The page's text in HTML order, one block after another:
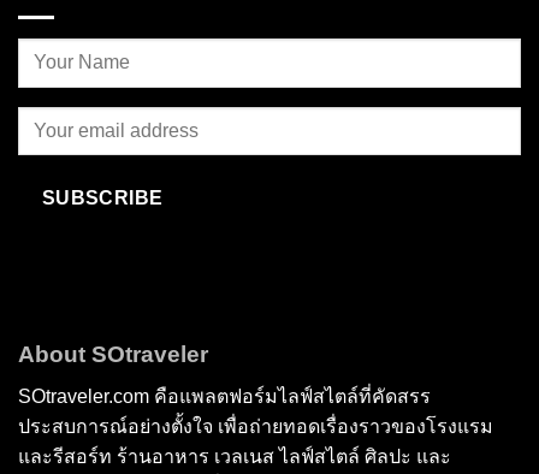
SUBSCRIBE
About SOtraveler
SOtraveler.com คือแพลตฟอร์มไลฟ์สไตล์ที่คัดสรร
ประสบการณ์อย่างตั้งใจ เพื่อถ่ายทอดเรื่องราวของโรงแรม
และรีสอร์ท ร้านอาหาร เวลเนส ไลฟ์สไตล์ ศิลปะ และ